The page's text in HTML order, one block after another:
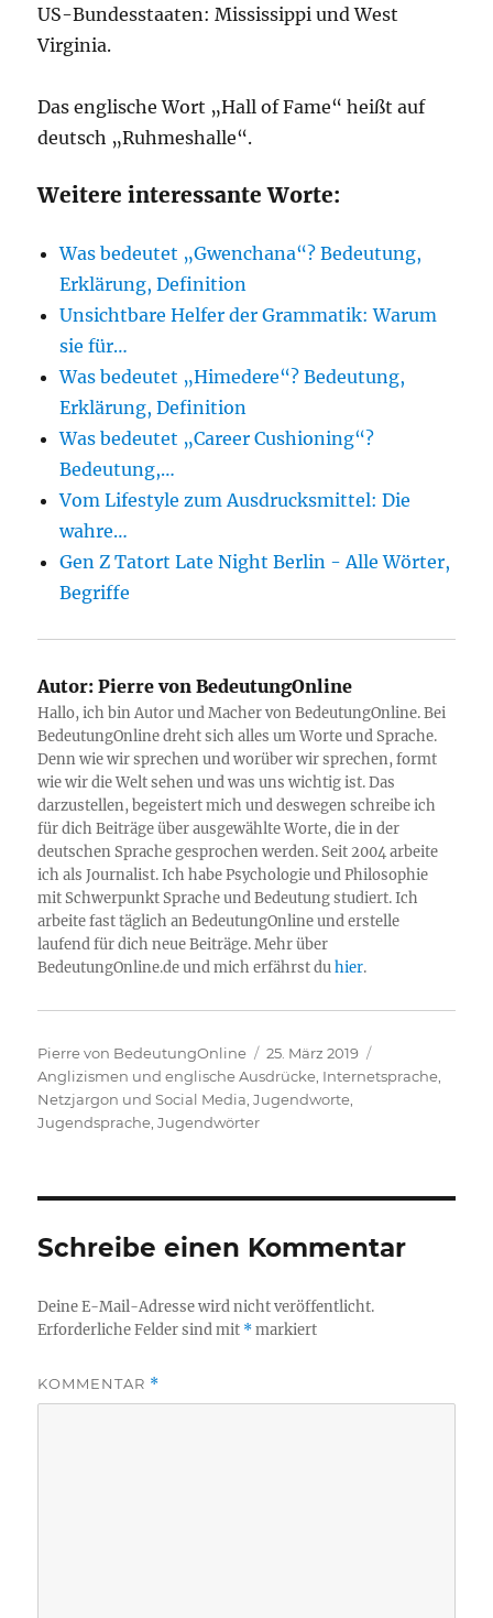
US-Bundesstaaten: Mississippi und West
Virginia.
Das englische Wort „Hall of Fame“ heißt auf
deutsch „Ruhmeshalle“.
Weitere interessante Worte:
Was bedeutet „Gwenchana“? Bedeutung,
Erklärung, Definition
Unsichtbare Helfer der Grammatik: Warum
sie für…
Was bedeutet „Himedere“? Bedeutung,
Erklärung, Definition
Was bedeutet „Career Cushioning“?
Bedeutung,…
Vom Lifestyle zum Ausdrucksmittel: Die
wahre…
Gen Z Tatort Late Night Berlin - Alle Wörter,
Begriffe
Autor: Pierre von BedeutungOnline
Hallo, ich bin Autor und Macher von BedeutungOnline. Bei
BedeutungOnline dreht sich alles um Worte und Sprache.
Denn wie wir sprechen und worüber wir sprechen, formt
wie wir die Welt sehen und was uns wichtig ist. Das
darzustellen, begeistert mich und deswegen schreibe ich
für dich Beiträge über ausgewählte Worte, die in der
deutschen Sprache gesprochen werden. Seit 2004 arbeite
ich als Journalist. Ich habe Psychologie und Philosophie
mit Schwerpunkt Sprache und Bedeutung studiert. Ich
arbeite fast täglich an BedeutungOnline und erstelle
laufend für dich neue Beiträge. Mehr über
BedeutungOnline.de und mich erfährst duhier.
Autor
Pierre von BedeutungOnline
Veröffentlicht
am
25. März 2019
Anglizismen und englische Ausdrücke Internetsprache,
Netzjargon und Social Media ,Jugendworte,
Jugendsprache, Jugendwörter
Schreibe einen Kommentar
Deine E-Mail-Adresse wird nicht veröffentlicht.
Erforderliche Felder sind mit *markiert
KOMMENTAR *